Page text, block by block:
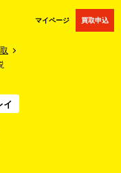
マイページ 買取申込
イ